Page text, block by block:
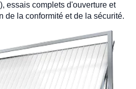
essais complets d'ouverture et
de la conformité et de la sécurité.